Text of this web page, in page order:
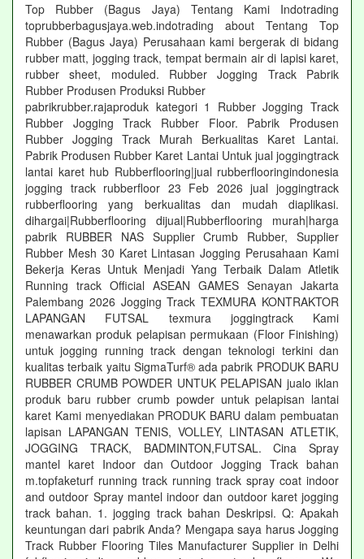
Top Rubber (Bagus Jaya) Tentang Kami Indotrading
toprubberbagusjaya.web.indotrading about Tentang Top
Rubber (Bagus Jaya) Perusahaan kami bergerak di bidang
rubber matt, jogging track, tempat bermain air di lapisi karet,
rubber sheet, moduled. Rubber Jogging Track Pabrik
Rubber Produsen Produksi Rubber
pabrikrubber.rajaproduk kategori 1 Rubber Jogging Track
Rubber Jogging Track Rubber Floor. Pabrik Produsen
Rubber Jogging Track Murah Berkualitas Karet Lantai.
Pabrik Produsen Rubber Karet Lantai Untuk jual joggingtrack
lantai karet hub Rubberflooring|jual rubberflooringindonesia
jogging track rubberfloor 23 Feb 2026 jual joggingtrack
rubberflooring yang berkualitas dan mudah diaplikasi.
dihargai|Rubberflooring dijual|Rubberflooring murah|harga
pabrik RUBBER NAS Supplier Crumb Rubber, Supplier
Rubber Mesh 30 Karet Lintasan Jogging Perusahaan Kami
Bekerja Keras Untuk Menjadi Yang Terbaik Dalam Atletik
Running track Official ASEAN GAMES Senayan Jakarta
Palembang 2026 Jogging Track TEXMURA KONTRAKTOR
LAPANGAN FUTSAL texmura joggingtrack Kami
menawarkan produk pelapisan permukaan (Floor Finishing)
untuk jogging running track dengan teknologi terkini dan
kualitas terbaik yaitu SigmaTurf® ada pabrik PRODUK BARU
RUBBER CRUMB POWDER UNTUK PELAPISAN jualo iklan
produk baru rubber crumb powder untuk pelapisan lantai
karet Kami menyediakan PRODUK BARU dalam pembuatan
lapisan LAPANGAN TENIS, VOLLEY, LINTASAN ATLETIK,
JOGGING TRACK, BADMINTON,FUTSAL. Cina Spray
mantel karet Indoor dan Outdoor Jogging Track bahan
m.topfaketurf running track running track spray coat indoor
and outdoor Spray mantel indoor dan outdoor karet jogging
track bahan. 1. jogging track bahan Deskripsi. Q: Apakah
keuntungan dari pabrik Anda? Mengapa saya harus Jogging
Track Rubber Flooring Tiles Manufacturer Supplier in Delhi